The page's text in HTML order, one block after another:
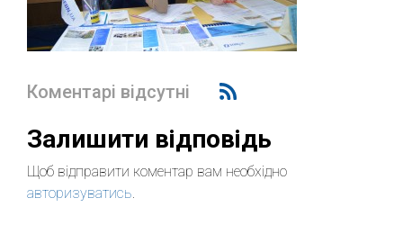
Коментарі відсутні
Залишити відповідь
Щоб відправити коментар вам необхідно
авторизуватись.